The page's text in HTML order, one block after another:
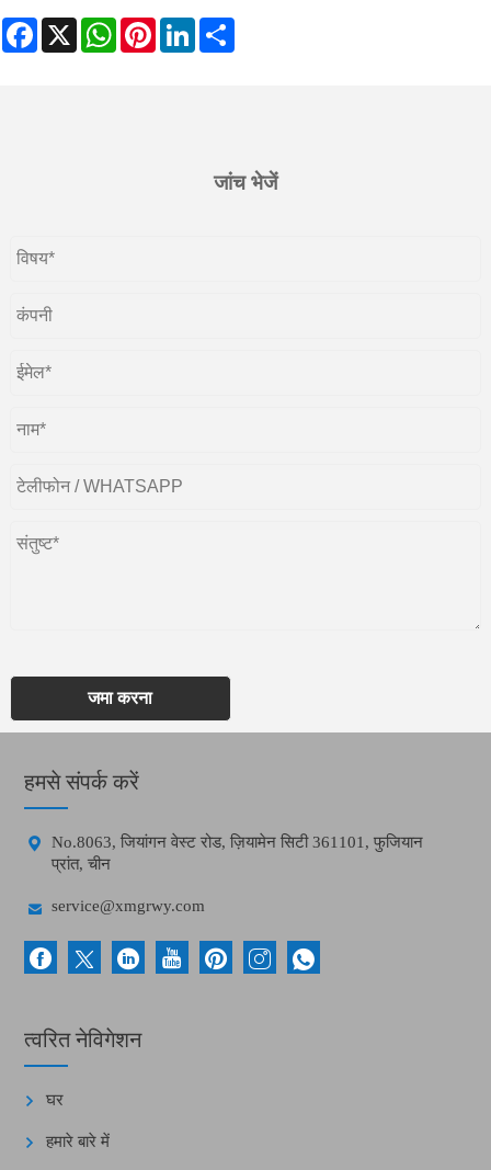
Facebook
X WhatsAppPinterestLinkedIn
जांच भेजें
जमा करना
हमसे संपर्क करें

No.8063, जियांगन वेस्ट रोड, ज़ियामेन सिटी 361101, फुजियान
प्रांत, चीन
 service@xmgrwy.com
त्वरित नेविगेशन
घर
हमारे बारे में